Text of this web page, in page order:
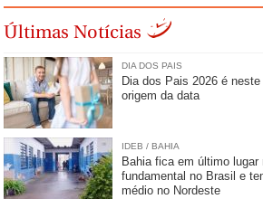
Últimas Notícias
DIA DOS PAIS
Dia dos Pais 2026 é
origem da data
IDEB / BAHIA
Bahia fica em último
fundamental no Brasil e
médio no Nordeste